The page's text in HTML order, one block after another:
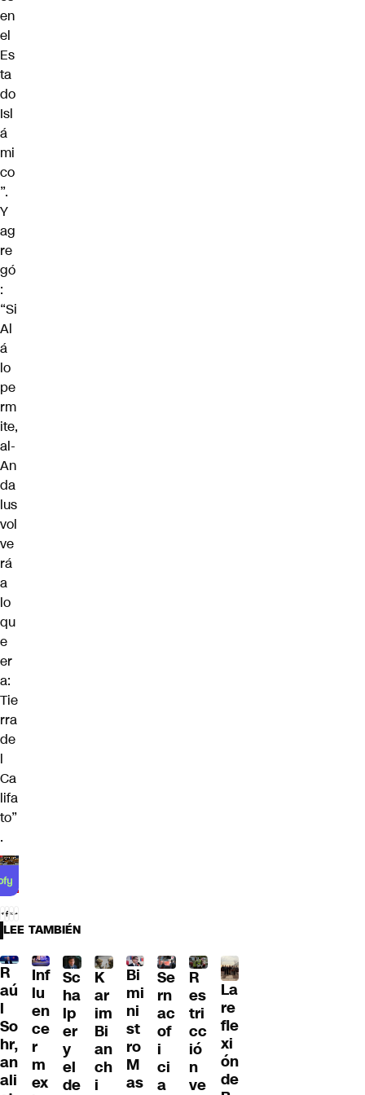
en
el
Es
ta
do
Isl
á
mi
co
”.
Y
ag
re
gó
:
“Si
Al
á
lo
pe
rm
ite,
al-
An
da
lus
vol
ve
rá
a
lo
qu
e
er
a:
Tie
rra
de
l
Ca
lifa
to”
.
LEE TAMBIÉN
R
aú
l
So
hr,
an
ali
Inf
lu
en
ce
r
m
ex
Sc
ha
lp
er
y
el
de
K
ar
im
Bi
an
ch
i
Bi
mi
ni
st
ro
M
as
Se
rn
ac
of
i
ci
a
R
es
tri
cc
ió
n
ve
La
re
fle
xi
ón
de